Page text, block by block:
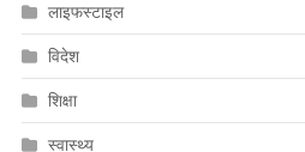
लाइफस्टाइल
विदेश
शिक्षा
स्वास्थ्य